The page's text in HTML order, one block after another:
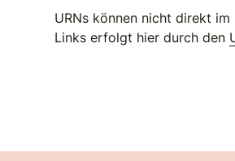
URNs können nicht direkt
Links erfolgt hier durch den